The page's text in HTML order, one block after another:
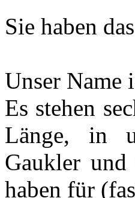
Sie haben
Unser Name
Es stehen
Länge, in
Gaukler
haben für